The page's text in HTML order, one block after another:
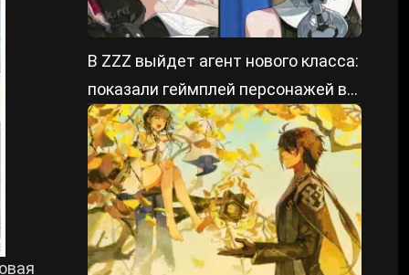
В ZZZ выйдет агент нового класса:
показали геймплей персонажей в
патче 3.2